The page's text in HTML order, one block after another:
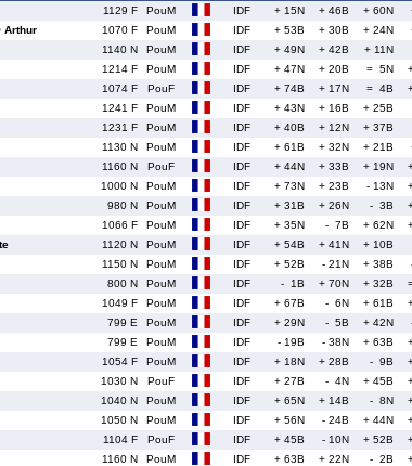
1129 F PouM IDF + 15N + 46B + 60N
Arthur 1070 F PouM IDF + 53B + 30B + 24N
1140 N PouM IDF + 49N + 42B + 11N
1214 F PouM IDF + 47N + 20B = 5N
1074 F PouF IDF + 74B + 17N = 4B
1241 F PouM IDF + 43N + 16B + 25B
1231 F PouM IDF + 40B + 12N + 37B
1130 N PouM IDF + 61B + 32N + 21B
1160 N PouF IDF + 44N + 33B + 19N
1000 N PouM IDF + 73N + 23B - 13N
980 N PouM IDF + 31B + 26N - 3B
1066 F PouM IDF + 35N - 7B + 62N
1120 N PouM IDF + 54B + 41N + 10B
1150 N PouM IDF + 52B - 21N + 38B
800 N PouM IDF - 1B + 70N + 32B
1049 F PouM IDF + 67B - 6N + 61B
799 E PouM IDF + 29N - 5B + 42N
799 E PouM IDF - 19B - 38N + 63B
1054 F PouM IDF + 18N + 28B - 9B
1030 N PouF IDF + 27B - 4N + 45B
1040 N PouM IDF + 65N + 14B - 8N
1050 N PouM IDF + 56N - 24B + 44N
1104 F PouF IDF + 45B - 10N + 52B
1160 N PouM IDF + 63B + 22N - 2B